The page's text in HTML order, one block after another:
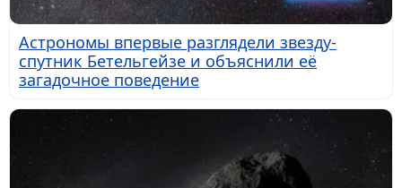
Астрономы впервые разглядели звезду-
спутник Бетельгейзе и объяснили её
загадочное поведение